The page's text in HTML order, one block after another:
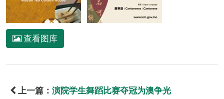
查看图库
上一篇： 演院学生舞蹈比赛夺冠为澳争光